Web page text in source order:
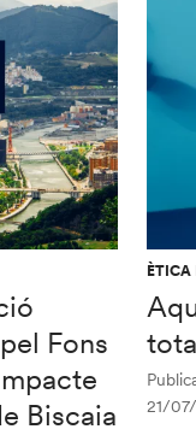
Fons
Biscaia
ÈTICA
21/